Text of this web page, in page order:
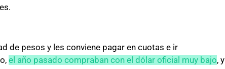
de pesos y les conviene pagar en cuotas e ir
el año pasado compraban con el dólar oficial muy bajo, y